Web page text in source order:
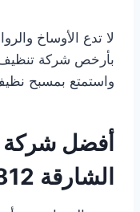
لا تدع الأوساخ
بأرخص شركة تنظيف
واستمتع بمسبح
أفضل شركة
الشارقة